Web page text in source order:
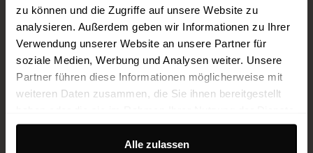
zu können und die Zugriffe auf unsere Website zu
analysieren. Außerdem geben wir Informationen zu Ihrer
Verwendung unserer Website an unsere Partner für
soziale Medien, Werbung und Analysen weiter. Unsere
Partner führen diese Informationen möglicherweise mit
weiteren Daten zusammen, die Sie ihnen bereitgestellt
gesammelt haben.
Alle zulassen